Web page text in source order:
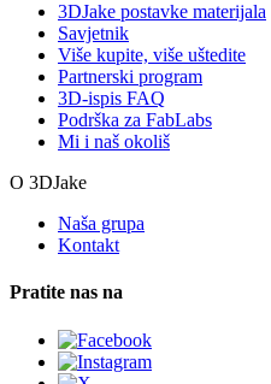
3DJake postavke materijala
Savjetnik
Više kupite, više uštedite
Partnerski program
3D-ispis FAQ
Podrška za FabLabs
Mi i naš okoliš
O 3DJake
Naša grupa
Kontakt
Pratite nas na